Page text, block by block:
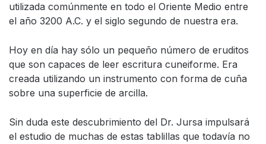
utilizada comúnmente en todo el Oriente Medio entre
el año 3200 A.C. y el siglo segundo de nuestra era.
Hoy en día hay sólo un pequeño número de eruditos
que son capaces de leer escritura cuneiforme. Era
creada utilizando un instrumento con forma de cuña
sobre una superficie de arcilla.
Sin duda este descubrimiento del Dr. Jursa impulsará
el estudio de muchas de estas tablillas que todavía no